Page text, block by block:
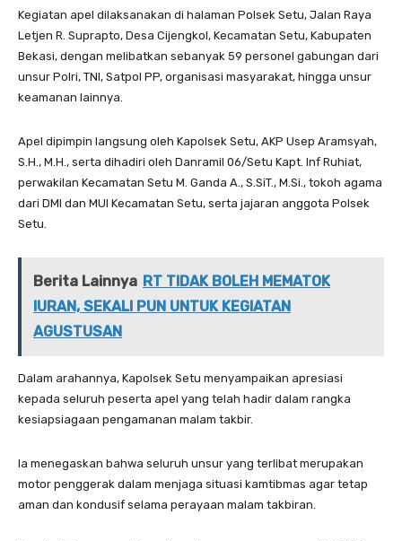
Kegiatan apel dilaksanakan di halaman Polsek Setu, Jalan Raya
Letjen R. Suprapto, Desa Cijengkol, Kecamatan Setu, Kabupaten
Bekasi, dengan melibatkan sebanyak 59 personel gabungan dari
unsur Polri, TNI, Satpol PP, organisasi masyarakat, hingga unsur
keamanan lainnya.
Apel dipimpin langsung oleh Kapolsek Setu, AKP Usep Aramsyah,
S.H., M.H., serta dihadiri oleh Danramil 06/Setu Kapt. Inf Ruhiat,
perwakilan Kecamatan Setu M. Ganda A., S.SiT., M.Si., tokoh agama
dari DMI dan MUI Kecamatan Setu, serta jajaran anggota Polsek
Setu.
Berita Lainnya RT TIDAK BOLEH MEMATOK
IURAN, SEKALI PUN UNTUK KEGIATAN
AGUSTUSAN
Dalam arahannya, Kapolsek Setu menyampaikan apresiasi
kepada seluruh peserta apel yang telah hadir dalam rangka
kesiapsiagaan pengamanan malam takbir.
Ia menegaskan bahwa seluruh unsur yang terlibat merupakan
motor penggerak dalam menjaga situasi kamtibmas agar tetap
aman dan kondusif selama perayaan malam takbiran.